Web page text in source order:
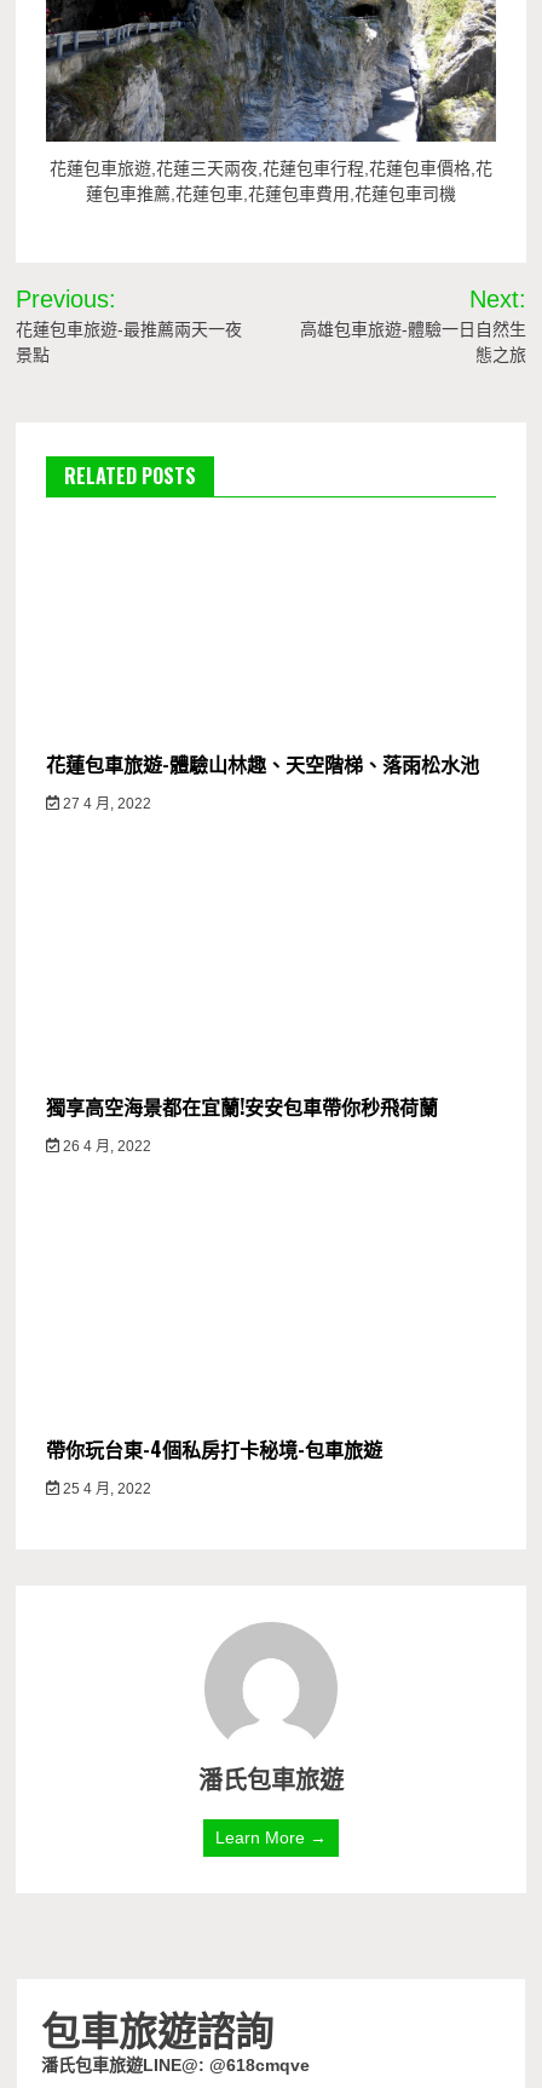
花蓮包車旅遊,花蓮三天兩夜,花蓮包車行程,花蓮包車價格,花
蓮包車推薦,花蓮包車,花蓮包車費用,花蓮包車司機
文
章
Previous:
花蓮包車旅遊-最推薦兩天一夜
景點
Next:
高雄包車旅遊-體驗一日自然生
態之旅
RELATED POSTS
花蓮包車旅遊-體驗山林趣、天空階梯、落雨松水池
27 4 月, 2022
獨享高空海景都在宜蘭!安安包車帶你秒飛荷蘭
26 4 月, 2022
帶你玩台東-4個私房打卡秘境-包車旅遊
25 4 月, 2022
潘氏包車旅遊
Learn More →
包車旅遊諮詢
潘氏包車旅遊LINE@: @618cmqve